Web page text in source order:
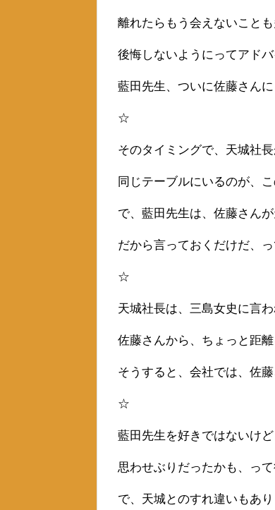
離れたらもう会えないこと
後悔しないようにってアド
藍田先生、ついに佐藤さん
☆
そのタイミングで、天城社
同じテーブルにいるのが、
で、藍田先生は、佐藤さん
だから言っておくだけだ、っ
☆
天城社長は、三島女史に言
佐藤さんから、ちょっと距
そうすると、会社では、佐
☆
藍田先生を好きではないけど
思わせぶりだったかも、っ
で、天城とのすれ違いもあり